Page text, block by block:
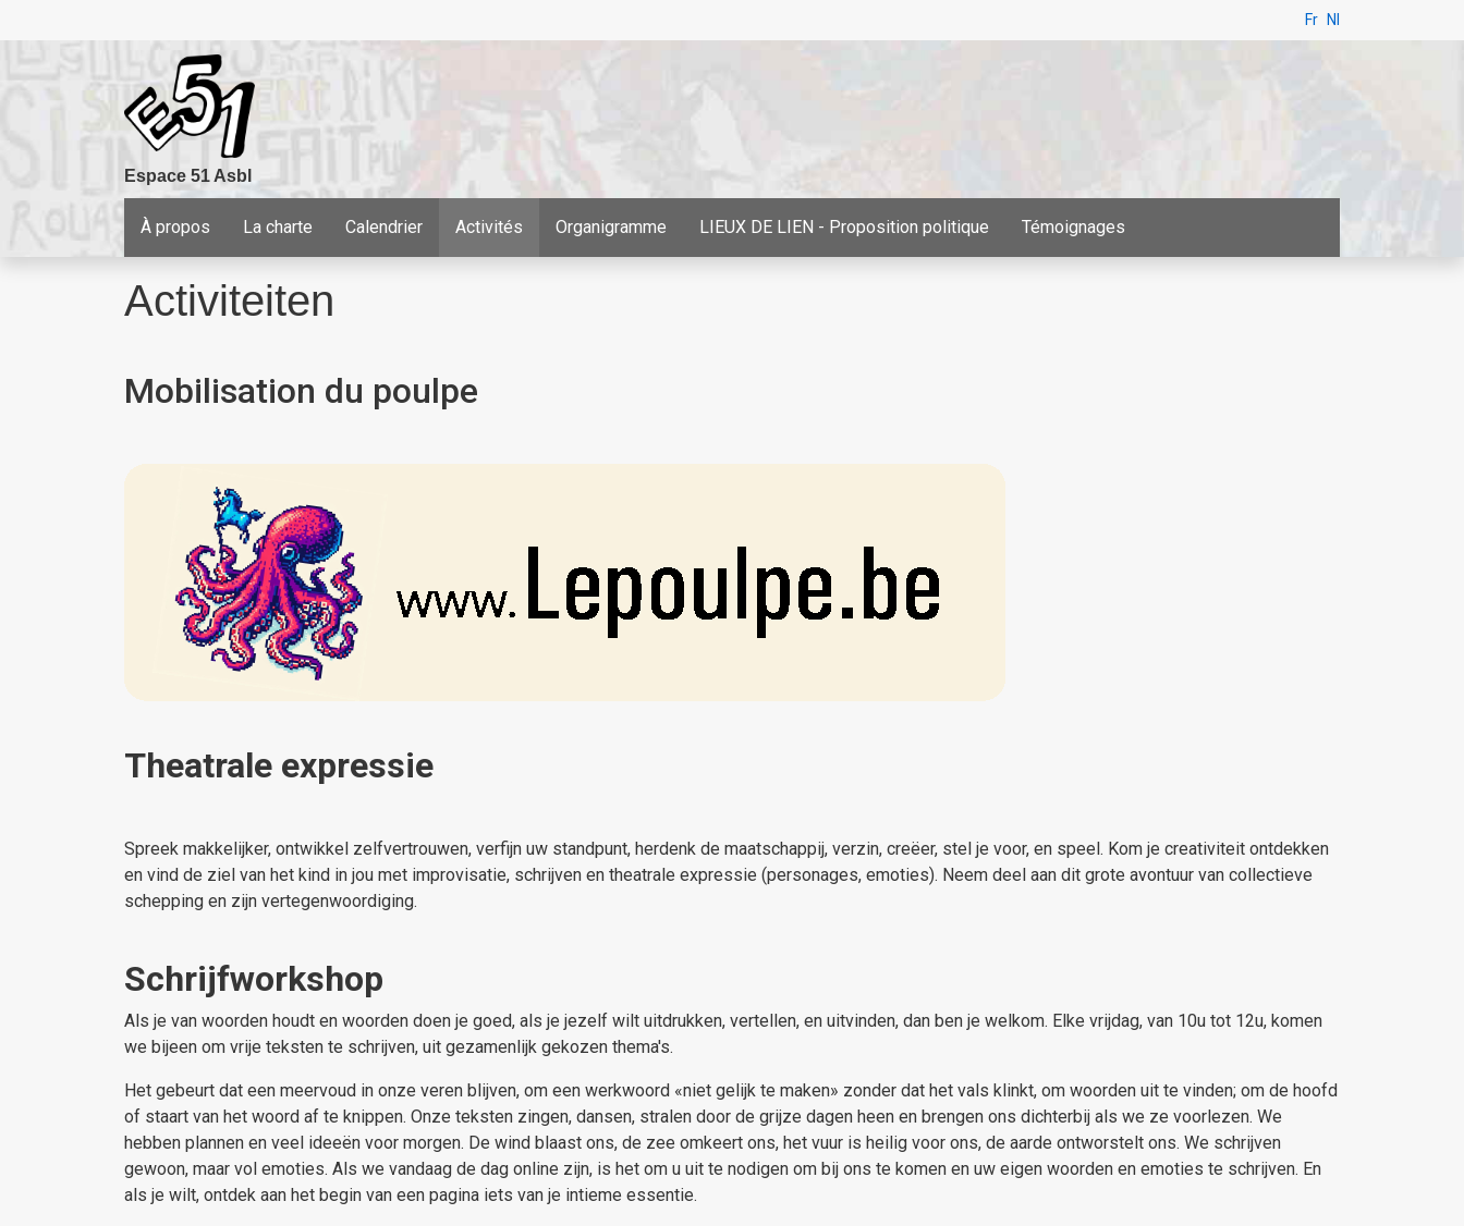
Fr Nl
Espace 51 Asbl
Navigation principale
À propos La charte Calendrier Activités Organigramme LIEUX DE LIEN - Proposition politique Témoignages
Activiteiten
Mobilisation du poulpe
Theatrale expressie
Spreek makkelijker, ontwikkel zelfvertrouwen, verfijn uw standpunt, herdenk de maatschappij, verzin, creëer, stel je voor, en speel. Kom je creativiteit ontdekken
en vind de ziel van het kind in jou met improvisatie, schrijven en theatrale expressie (personages, emoties). Neem deel aan dit grote avontuur van collectieve
schepping en zijn vertegenwoordiging.
Schrijfworkshop
Als je van woorden houdt en woorden doen je goed, als je jezelf wilt uitdrukken, vertellen, en uitvinden, dan ben je welkom. Elke vrijdag, van 10u tot 12u, komen
we bijeen om vrije teksten te schrijven, uit gezamenlijk gekozen thema's.
Het gebeurt dat een meervoud in onze veren blijven, om een werkwoord «niet gelijk te maken» zonder dat het vals klinkt, om woorden uit te vinden; om de hoofd
of staart van het woord af te knippen. Onze teksten zingen, dansen, stralen door de grijze dagen heen en brengen ons dichterbij als we ze voorlezen. We
hebben plannen en veel ideeën voor morgen. De wind blaast ons, de zee omkeert ons, het vuur is heilig voor ons, de aarde ontworstelt ons. We schrijven
gewoon, maar vol emoties. Als we vandaag de dag online zijn, is het om u uit te nodigen om bij ons te komen en uw eigen woorden en emoties te schrijven. En
als je wilt, ontdek aan het begin van een pagina iets van je intieme essentie.